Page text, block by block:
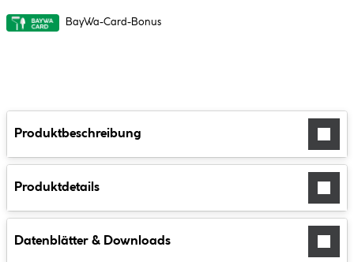
BayWa-Card-Bonus
Produktbeschreibung
Produktdetails
Datenblätter & Downloads